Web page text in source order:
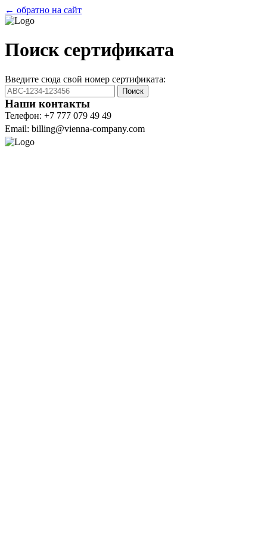
← обратно на сайт
Поиск сертификата
Введите сюда свой номер сертификата:
Поиск
Наши контакты
Телефон: +7 777 079 49 49
Email: billing@vienna-company.com